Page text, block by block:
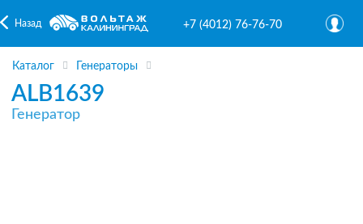
Назад +7 (4012) 76-76-70
Каталог Генераторы
ALB1639
Генератор